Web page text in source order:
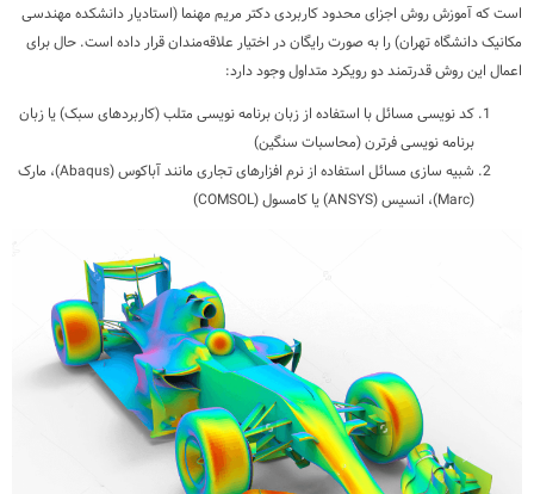
است که آموزش روش اجزای محدود کاربردی دکتر مریم مهنما (استادیار دانشکده مهندسی
مکانیک دانشگاه تهران) را به صورت رایگان در اختیار علاقه‌مندان قرار داده است. حال برای
اعمال این روش قدرتمند دو رویکرد متداول وجود دارد:
کد نویسی مسائل با استفاده از زبان برنامه نویسی متلب (کاربردهای سبک) یا زبان
برنامه نویسی فرترن (محاسبات سنگین)
شبیه سازی مسائل استفاده از نرم افزارهای تجاری مانند آباکوس (Abaqus)، مارک
(Marc)، انسیس (ANSYS) یا کامسول (COMSOL)